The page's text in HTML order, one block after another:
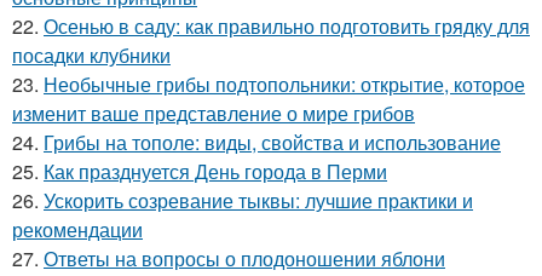
22. Осенью в саду: как правильно подготовить грядку для
посадки клубники
23. Необычные грибы подтопольники: открытие, которое
изменит ваше представление о мире грибов
24. Грибы на тополе: виды, свойства и использование
25. Как празднуется День города в Перми
26. Ускорить созревание тыквы: лучшие практики и
рекомендации
27. Ответы на вопросы о плодоношении яблони